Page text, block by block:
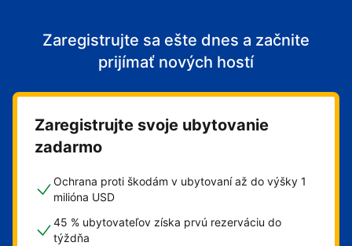
Zaregistrujte sa ešte dnes a začnite
prijímať nových hostí
Zaregistrujte svoje ubytovanie
zadarmo
Ochrana proti škodám v ubytovaní až do výšky 1
milióna USD
45 % ubytovateľov získa prvú rezerváciu do
týždňa